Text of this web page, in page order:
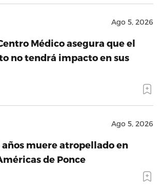
Ago 5, 2026
Médico asegura que el
no tendrá impacto en sus
Ago 5, 2026
años muere atropellado en
de Ponce